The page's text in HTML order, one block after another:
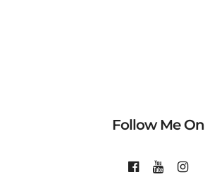
Follow Me On